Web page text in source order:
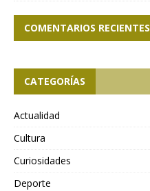
COMENTARIOS RECIENTES
CATEGORÍAS
Actualidad
Cultura
Curiosidades
Deporte